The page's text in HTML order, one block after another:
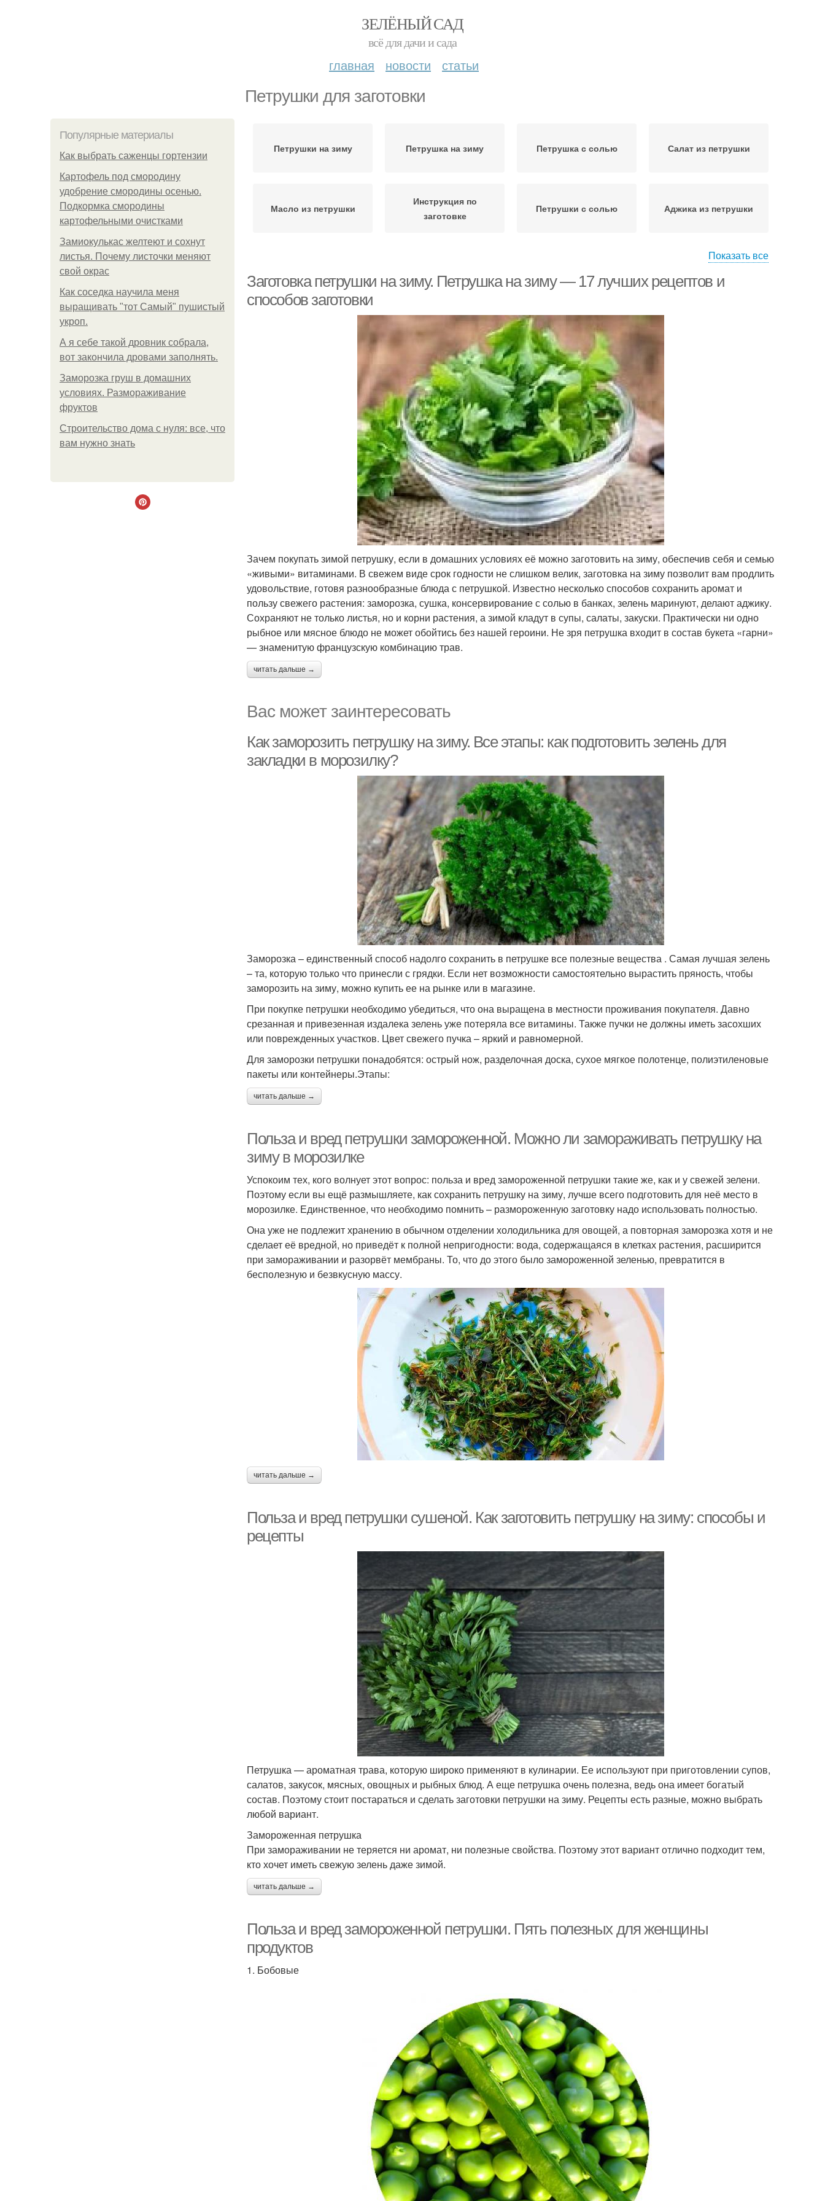
ЗЕЛЁНЫЙ САД
всё для дачи и сада
главная новости статьи
Петрушки для заготовки
Популярные материалы
Как выбрать саженцы гортензии
Картофель под смородину
удобрение смородины осенью.
Подкормка смородины
картофельными очистками
Замиокулькас желтеют и сохнут
листья. Почему листочки меняют
свой окрас
Как соседка научила меня
выращивать "тот Самый" пушистый
укроп.
А я себе такой дровник собрала,
вот закончила дровами заполнять.
Заморозка груш в домашних
условиях. Размораживание
фруктов
Строительство дома с нуля: все, что
вам нужно знать
Петрушки на зиму Петрушка на зиму Петрушка с солью Салат из петрушки
Масло из петрушки
Инструкция по
заготовке
Петрушки с солью Аджика из петрушки
Показать все
Заготовка петрушки на зиму. Петрушка на зиму — 17 лучших рецептов и
способов заготовки
Зачем покупать зимой петрушку, если в домашних условиях её можно заготовить на зиму, обеспечив себя и семью
«живыми» витаминами. В свежем виде срок годности не слишком велик, заготовка на зиму позволит вам продлить
удовольствие, готовя разнообразные блюда с петрушкой. Известно несколько способов сохранить аромат и
пользу свежего растения: заморозка, сушка, консервирование с солью в банках, зелень маринуют, делают аджику.
Сохраняют не только листья, но и корни растения, а зимой кладут в супы, салаты, закуски. Практически ни одно
рыбное или мясное блюдо не может обойтись без нашей героини. Не зря петрушка входит в состав букета «гарни»
— знаменитую французскую комбинацию трав.
читать дальше →
Вас может заинтересовать
Как заморозить петрушку на зиму. Все этапы: как подготовить зелень для
закладки в морозилку?
Заморозка – единственный способ надолго сохранить в петрушке все полезные вещества . Самая лучшая зелень
– та, которую только что принесли с грядки. Если нет возможности самостоятельно вырастить пряность, чтобы
заморозить на зиму, можно купить ее на рынке или в магазине.
При покупке петрушки необходимо убедиться, что она выращена в местности проживания покупателя. Давно
срезанная и привезенная издалека зелень уже потеряла все витамины. Также пучки не должны иметь засохших
или поврежденных участков. Цвет свежего пучка – яркий и равномерной.
Для заморозки петрушки понадобятся: острый нож, разделочная доска, сухое мягкое полотенце, полиэтиленовые
пакеты или контейнеры.Этапы:
читать дальше →
Польза и вред петрушки замороженной. Можно ли замораживать петрушку на
зиму в морозилке
Успокоим тех, кого волнует этот вопрос: польза и вред замороженной петрушки такие же, как и у свежей зелени.
Поэтому если вы ещё размышляете, как сохранить петрушку на зиму, лучше всего подготовить для неё место в
морозилке. Единственное, что необходимо помнить – размороженную заготовку надо использовать полностью.
Она уже не подлежит хранению в обычном отделении холодильника для овощей, а повторная заморозка хотя и не
сделает её вредной, но приведёт к полной непригодности: вода, содержащаяся в клетках растения, расширится
при замораживании и разорвёт мембраны. То, что до этого было замороженной зеленью, превратится в
бесполезную и безвкусную массу.
читать дальше →
Польза и вред петрушки сушеной. Как заготовить петрушку на зиму: способы и
рецепты
Петрушка — ароматная трава, которую широко применяют в кулинарии. Ее используют при приготовлении супов,
салатов, закусок, мясных, овощных и рыбных блюд. А еще петрушка очень полезна, ведь она имеет богатый
состав. Поэтому стоит постараться и сделать заготовки петрушки на зиму. Рецепты есть разные, можно выбрать
любой вариант.
Замороженная петрушка
При замораживании не теряется ни аромат, ни полезные свойства. Поэтому этот вариант отлично подходит тем,
кто хочет иметь свежую зелень даже зимой.
читать дальше →
Польза и вред замороженной петрушки. Пять полезных для женщины
продуктов
1. Бобовые